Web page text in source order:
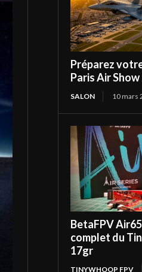
Préparez
Paris Air Show
SALON 10 mars
BetaFPV
complet du
17gr
TINYWHOOP FPV